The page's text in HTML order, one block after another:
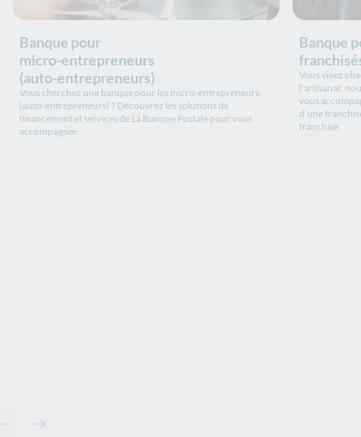
Banque pour
micro-entrepreneurs
(auto-entrepreneurs)
Vous cherchez une banque pour les micro-entrepreneurs
(auto-entrepreneurs) ? Découvrez les solutions de
financement et services de La Banque Postale pour vous
accompagner.
Banque
Vous vivez
l'artisanat,
vous
d’une
franchise.
Contenu précédent - A découvrir....
Contenu suivant - A découvrir....